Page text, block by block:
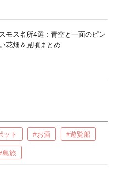
モス名所4選：青空と一面のピン
花畑＆見頃まとめ
ット #お酒 #遊覧船
島旅